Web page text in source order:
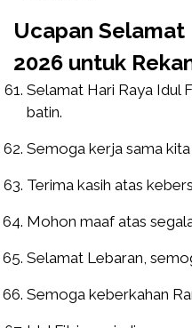
Ucapan Selamat
2026 untuk
Selamat Hari Raya Idul
batin.
Semoga kerja sama
Terima kasih atas
Mohon maaf atas
Selamat Lebaran,
Semoga keberkahan